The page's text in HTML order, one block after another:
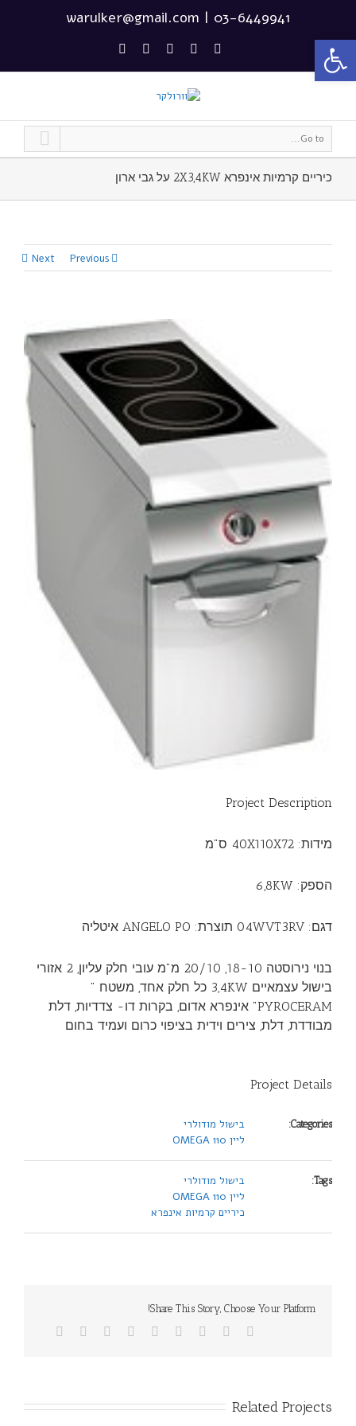
פתח סרגל נגישות
03-6449941
|
warulker@gmail.com
Go to...
כיריים קרמיות אינפרא 2X3,4KW על גבי ארון
Previous
Next
Project Description
מידות: 40X110X72 ס"מ
הספק: 6,8KW
דגם: 04WVT3RV תוצרת: ANGELO PO איטליה
בנוי נירוסטה 18-10, 20/10 מ"מ עובי חלק עליון, 2 אזורי
בישול עצמאיים 3,4KW כל חלק אחד, משטח "
PYROCERAM" אינפרא אדום, בקרות דו- צדדיות, דלת
מבודדת, דלת, צירים וידית בציפוי כרום ועמיד בחום
Project Details
Categories:
בישול מודולרי
ליין 110 OMEGA
Tags:
בישול מודולרי
ליין 110 OMEGA
כיריים קרמיות אינפרא
Share This Story, Choose Your Platform!
Related Projects